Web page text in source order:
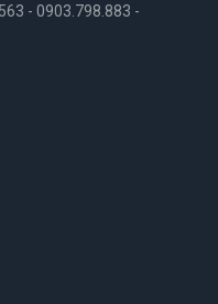
- 0903.798.883 -